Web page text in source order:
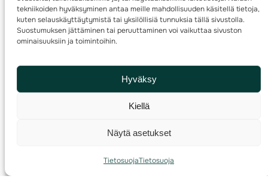
tekniikoiden hyväksyminen antaa meille mahdollisuuden käsitellä tietoja,
kuten selauskäyttäytymistä tai yksilöllisiä tunnuksia tällä sivustolla.
Suostumuksen jättäminen tai peruuttaminen voi vaikuttaa sivuston
ominaisuuksiin ja toimintoihin.
Hyväksy
Kiellä
Näytä asetukset
TietosuojaTietosuoja
Ratamestari
© 2025 ·Suomen Suunnistusliitto· Valimotie 10, 00380 Helsinki, Finland
info(a)suunnistusliitto.fi,Rastilipun asiat: rastilippu(a)suunnistusliitto.fi
Kilpailut ja kuntorastit – Rastilippu:::Rastilipun ohjeet